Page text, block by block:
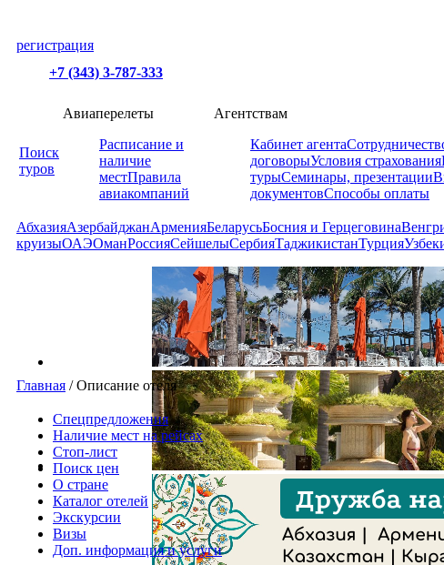
регистрация
+7 (343) 3-787-333
Поиск
туров
Авиаперелеты
Расписание и
наличие
местПравила
авиакомпаний
Агентствам
Кабинет агента
договорыУсловия страхования
турыСеминары, презентации
документовСпособы оплаты
АбхазияАзербайджанАрменияБеларусьБосния и Герцеговина
круизыОАЭОманРоссияСейшелыСербияТаджикистанТурция
Главная /Описание отеля
Спецпредложения
Наличие мест на рейсах
Стоп-лист
Поиск цен
О стране
Каталог отелей
Экскурсии
Визы
Доп. информация и услуги